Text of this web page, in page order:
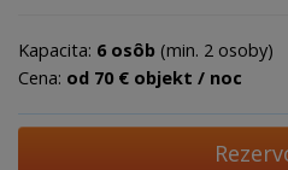
Kapacita: 6 osôb (min. 2 osoby)
Cena: od 70 € objekt / noc